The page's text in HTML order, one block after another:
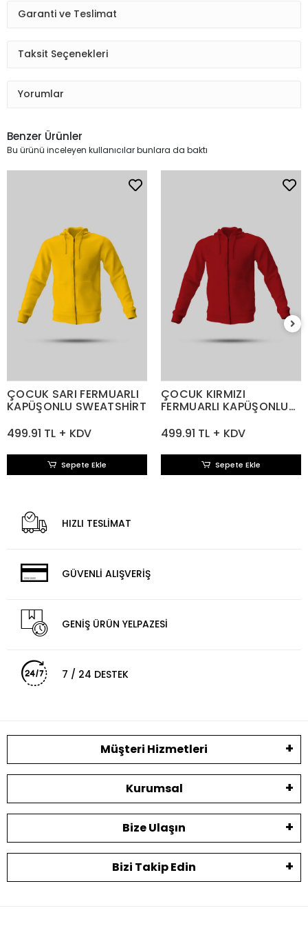
Garanti ve Teslimat
Taksit Seçenekleri
Yorumlar
Benzer Ürünler
Bu ürünü inceleyen kullanıcılar bunlara da baktı
ÇOCUK SARI FERMUARLI
KAPÜŞONLU SWEATSHİRT
499.91 TL + KDV
Sepete Ekle
ÇOCUK KIRMIZI
FERMUARLI KAPÜŞONLU
499.91 TL + KDV
Sepete Ekle
HIZLI TESLİMAT
GÜVENLİ ALIŞVERİŞ
GENİŞ ÜRÜN YELPAZESİ
7 / 24 DESTEK
Müşteri Hizmetleri
Kurumsal
Bize Ulaşın
Bizi Takip Edin